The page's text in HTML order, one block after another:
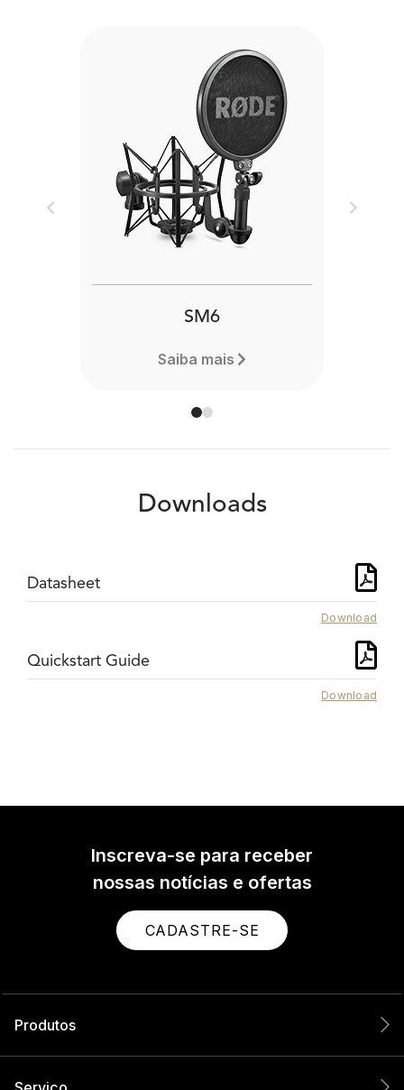
SM6
Saiba mais
Previous Next
Downloads
Datasheet
Download
Quickstart Guide
Download
Inscreva-se para receber
nossas notícias e ofertas
CADASTRE-SE
Produtos